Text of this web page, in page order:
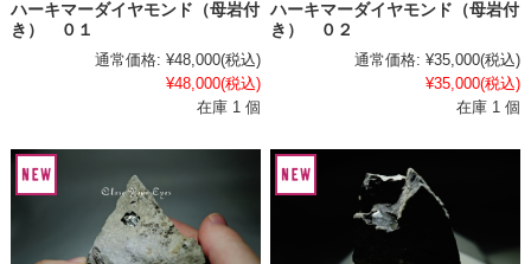
ハーキマーダイヤモンド（母岩付
き） ０１
通常価格: ¥48,000(税込)
¥48,000(税込)
在庫 1 個
ハーキマーダイヤモンド（母岩付
き） ０２
通常価格: ¥35,000(税込)
¥35,000(税込)
在庫 1 個